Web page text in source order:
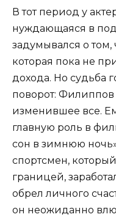
В тот период у
нуждающаяся в
задумывался о
которая пока не
дохода. Но судьба
поворот:
изменившее все.
главную роль в
сон в зимнюю
спортсмен,
границей,
обрел личного
он неожиданно